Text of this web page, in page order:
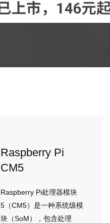
Raspberry Pi
CM5
Raspberry Pi处理器模块
5（CM5）是一种系统级模
块（SoM），包含处理